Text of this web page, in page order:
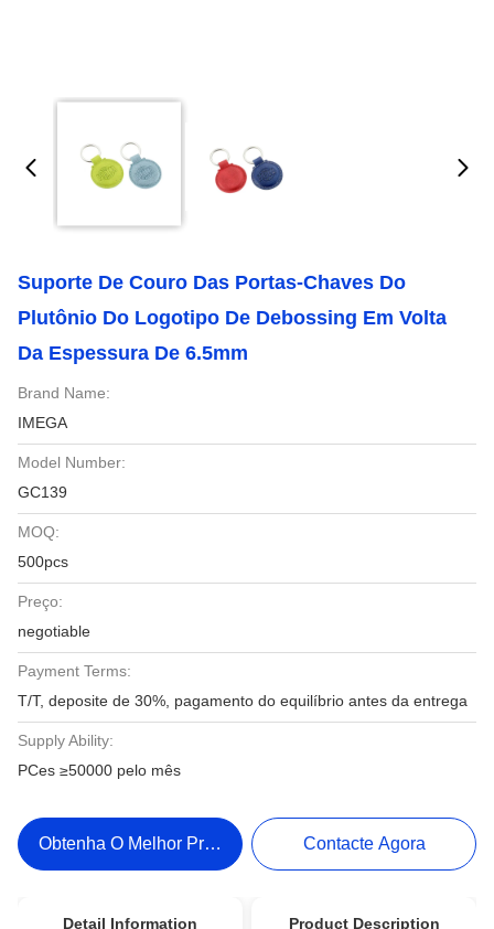
Suporte De Couro Das Portas-Chaves Do
Plutônio Do Logotipo De Debossing Em Volta
Da Espessura De 6.5mm
Brand Name:
IMEGA
Model Number:
GC139
MOQ:
500pcs
Preço:
negotiable
Payment Terms:
T/T, deposite de 30%, pagamento do equilíbrio antes da entrega
Supply Ability:
PCes ≥50000 pelo mês
Obtenha O Melhor Preço Contacte Agora
Detail Information Product Description